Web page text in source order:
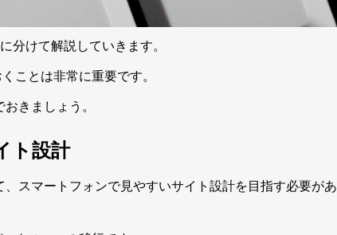
分けて解説していきます。
ことは非常に重要です。
きましょう。
ト設計
スマートフォンで見やすいサイト設計を目指す必要があ